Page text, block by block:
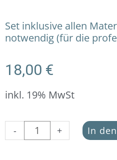
Set inklusive allen
notwendig (für die
18,00 €
inkl. 19% MwSt
-
DIY-
+ In